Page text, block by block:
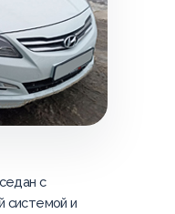
с
системой и